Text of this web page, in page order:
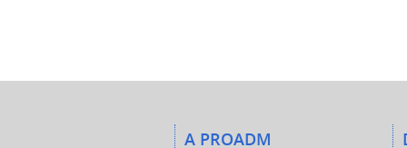
A PROADM